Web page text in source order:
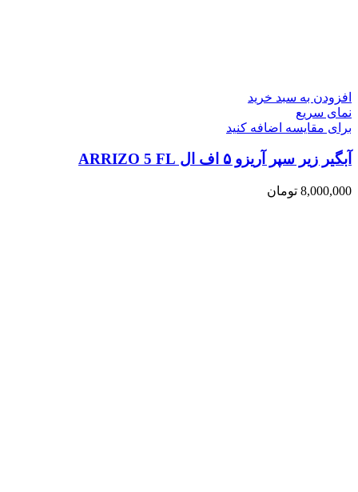
افزودن به سبد خرید
نمای سریع
برای مقایسه اضافه کنید
آبگیر زیر سپر آریزو ۵ اف ال ARRIZO 5 FL
8,000,000 تومان